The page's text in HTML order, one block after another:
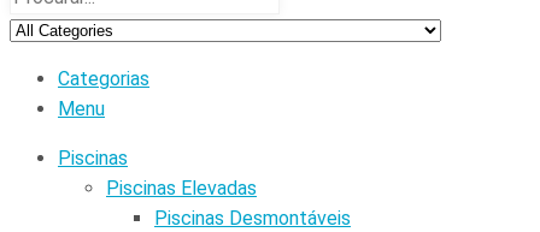
Categorias
Menu
Piscinas
Piscinas Elevadas
Piscinas Desmontáveis